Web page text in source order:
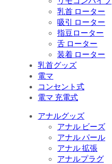
乳首 ローター
吸引 ローター
指豆ローター
舌 ローター
装着 ローター
乳首グッズ
電マ
コンセント式
電マ 充電式
アナルグッズ
アナル ビーズ
アナル パール
アナル 拡張
アナルプラグ